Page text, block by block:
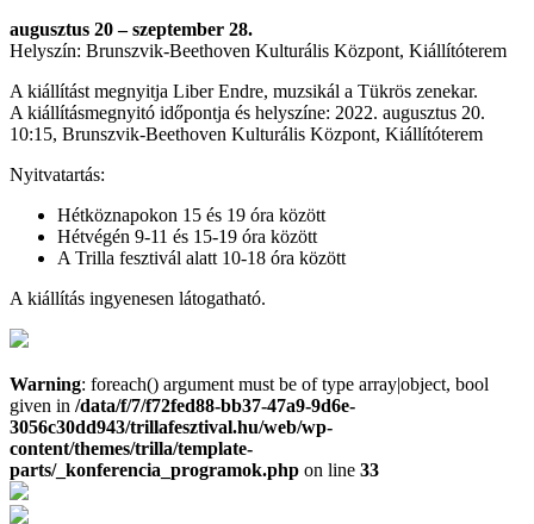
augusztus 20 – szeptember 28.
Helyszín: Brunszvik-Beethoven Kulturális Központ, Kiállítóterem
A kiállítást megnyitja Liber Endre, muzsikál a Tükrös zenekar.
A kiállításmegnyitó időpontja és helyszíne: 2022. augusztus 20.
10:15, Brunszvik-Beethoven Kulturális Központ, Kiállítóterem
Nyitvatartás:
Hétköznapokon 15 és 19 óra között
Hétvégén 9-11 és 15-19 óra között
A Trilla fesztivál alatt 10-18 óra között
A kiállítás ingyenesen látogatható.
Warning: foreach() argument must be of type array|object, bool
given in /data/f/7/f72fed88-bb37-47a9-9d6e-
3056c30dd943/trillafesztival.hu/web/wp-
content/themes/trilla/template-
parts/_konferencia_programok.php on line 33